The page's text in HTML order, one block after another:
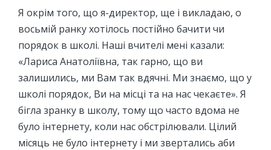
Я окрім того, що я-директор, ще і викладаю, о
восьмій ранку хотілось постійно бачити чи
порядок в школі. Наші вчителі мені казали:
«Лариса Анатоліївна, так гарно, що ви
залишились, ми Вам так вдячні. Ми знаємо, що у
школі порядок, Ви на місці та на нас чекаєте». Я
бігла зранку в школу, тому що часто вдома не
було інтернету, коли нас обстрілювали. Цілий
місяць не було інтернету і ми звертались аби